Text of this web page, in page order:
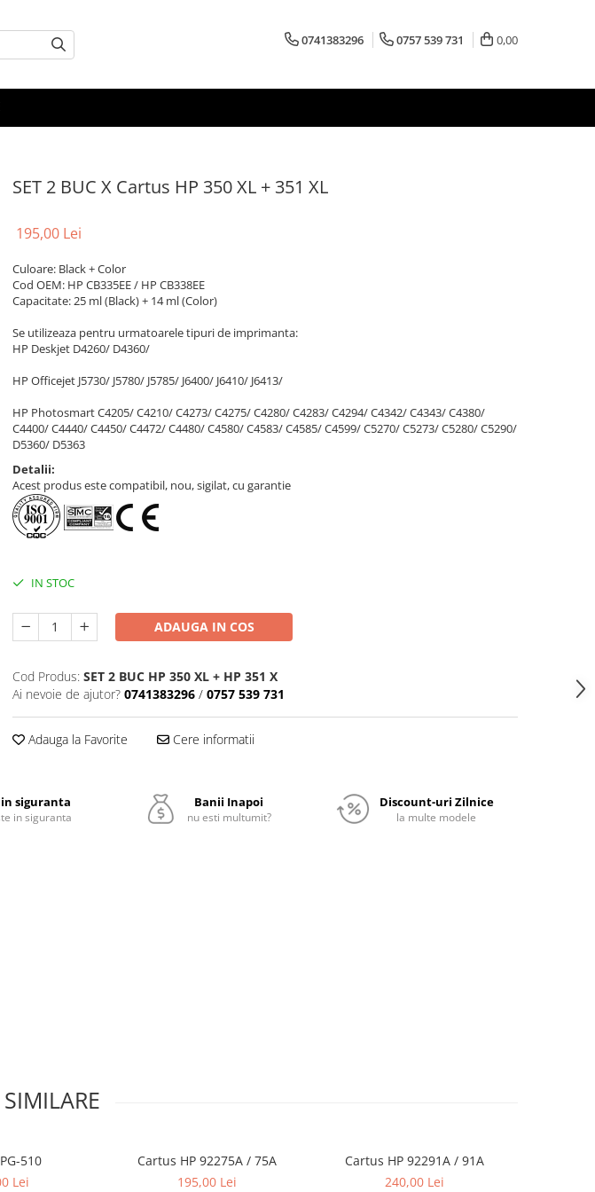
0741383296 0757 539 731 0,00
SET 2 BUC X Cartus HP 350 XL + 351 XL
195,00 Lei
Culoare: Black + Color
Cod OEM: HP CB335EE / HP CB338EE
Capacitate: 25 ml (Black) + 14 ml (Color)
Se utilizeaza pentru urmatoarele tipuri de imprimanta:
HP Deskjet D4260/ D4360/
HP Officejet J5730/ J5780/ J5785/ J6400/ J6410/ J6413/
HP Photosmart C4205/ C4210/ C4273/ C4275/ C4280/ C4283/ C4294/ C4342/ C4343/ C4380/
C4400/ C4440/ C4450/ C4472/ C4480/ C4580/ C4583/ C4585/ C4599/ C5270/ C5273/ C5280/ C5290/
D5360/ D5363
Detalii:
Acest produs este compatibil, nou, sigilat, cu garantie
IN STOC
ADAUGA IN COS
Cod Produs: SET 2 BUC HP 350 XL + HP 351 X
Ai nevoie de ajutor? 0741383296 / 0757 539 731
Adauga la Favorite Cere informatii
siguranta
in siguranta
Banii Inapoi
nu esti multumit?
Discount-uri Zilnice
la multe modele
510
Lei
Cartus HP 92275A / 75A
195,00 Lei
Cartus HP 92291A / 91A
240,00 Lei